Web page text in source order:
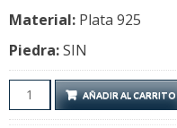
Material: Plata 925
Piedra:SIN
Anillo
Corona
AÑADIR AL CARRITO